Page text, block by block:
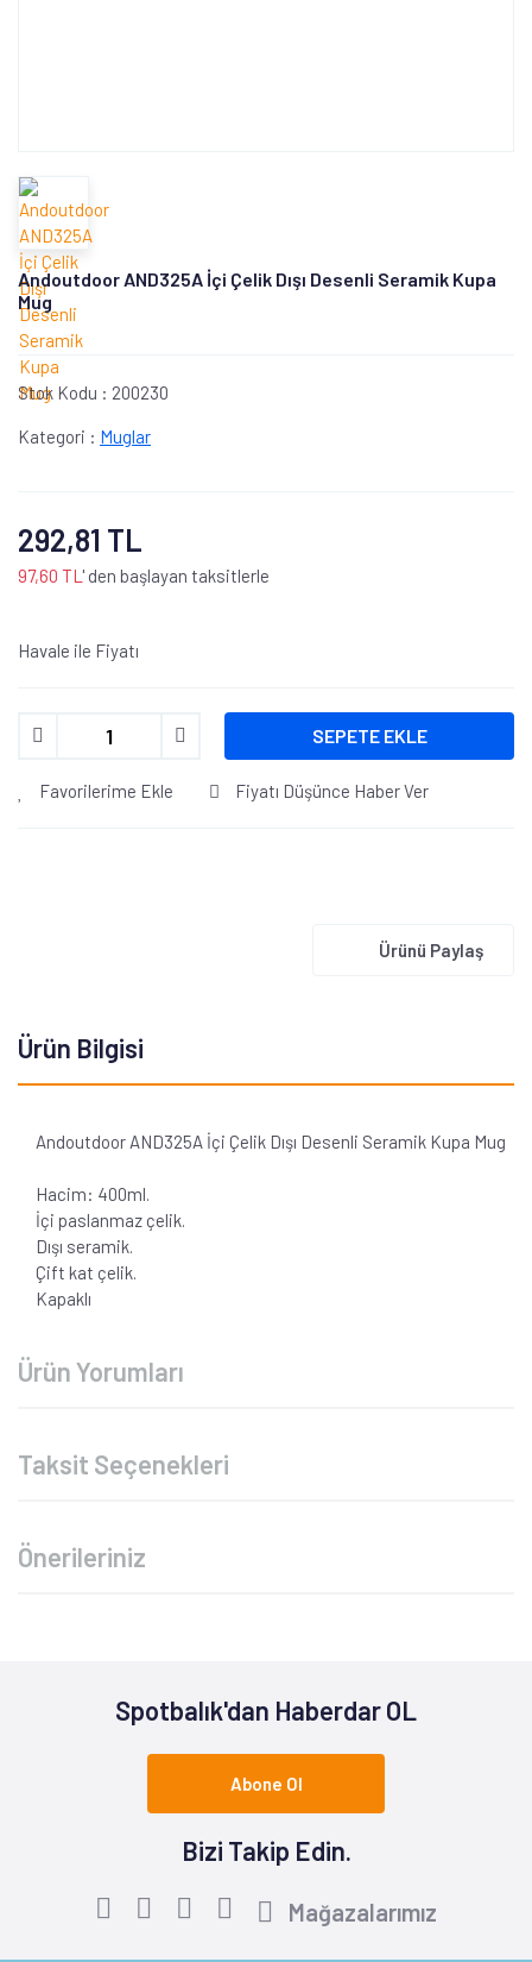
Andoutdoor AND325A İçi Çelik Dışı Desenli Seramik Kupa
Mug
Stok Kodu : 200230
Kategori : Muglar
292,81 TL
97,60 TL ' den başlayan taksitlerle
Havale ile Fiyatı
SEPETE EKLE
Favorilerime Ekle Fiyatı Düşünce Haber Ver
Ürünü Paylaş
Ürün Bilgisi
Andoutdoor AND325A İçi Çelik Dışı Desenli Seramik Kupa Mug
Hacim: 400ml.
İçi paslanmaz çelik.
Dışı seramik.
Çift kat çelik.
Kapaklı
Ürün Yorumları
Taksit Seçenekleri
Önerileriniz
Spotbalık'dan Haberdar OL
Abone Ol
Bizi Takip Edin.
Mağazalarımız